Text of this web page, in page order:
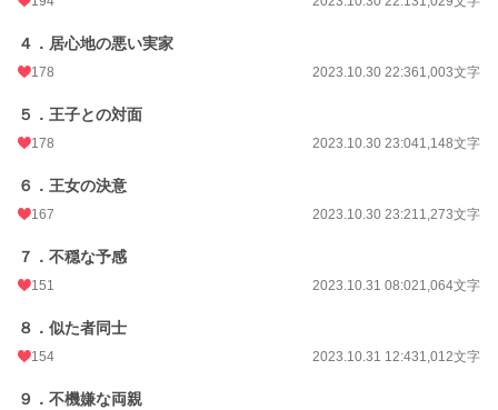
初回公開日時 2023.10.30 20:12
初回完結日時
週間ポイント 1,126 pt (8,165 位)
月間ポイント
年間ポイント 101,608 pt (5,906 位)
４．居心地の悪い実家
178 2023.10.30 22:361,003文字
５．王子との対面
178 2023.10.30 23:041,148文字
６．王女の決意
167 2023.10.30 23:211,273文字
７．不穏な予感
151 2023.10.31 08:021,064文字
８．似た者同士
154 2023.10.31 12:431,012文字
９．不機嫌な両親